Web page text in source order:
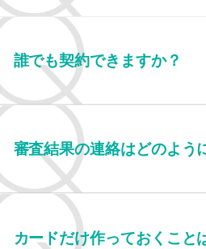
誰でも契約できますか？
審査結果の連絡はどのよう
カードだけ作っておくこと